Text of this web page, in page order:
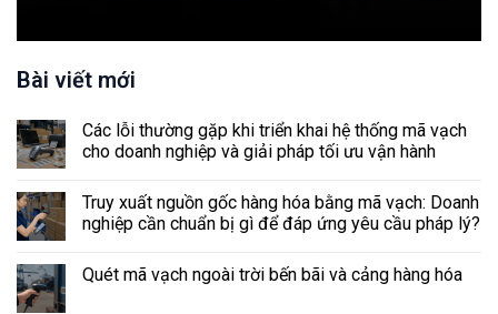
Bài viết mới
Các lỗi thường gặp khi triển khai hệ thống mã vạch
cho doanh nghiệp và giải pháp tối ưu vận hành
Truy xuất nguồn gốc hàng hóa bằng mã vạch: Doanh
nghiệp cần chuẩn bị gì để đáp ứng yêu cầu pháp lý?
Quét mã vạch ngoài trời bến bãi và cảng hàng hóa